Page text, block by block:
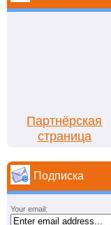
Партнёрская
страница
Подписка
Your email: